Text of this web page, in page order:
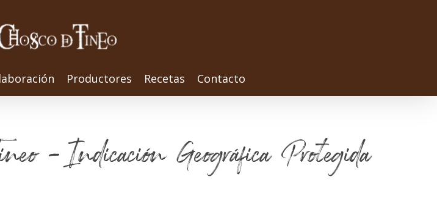
Productores Recetas Contacto
- Indicación Geográfica Protegida